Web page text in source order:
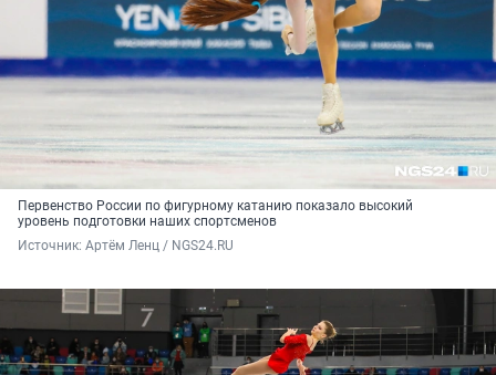
Первенство России по фигурному катанию показало высокий
уровень подготовки наших спортсменов
Источник: Артём Ленц / NGS24.RU